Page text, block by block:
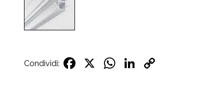
Condividi: Facebook
X WhatsApp
LinkedIn